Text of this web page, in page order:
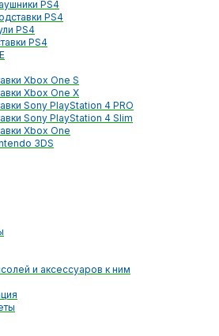
PS4
PS4
PS4
PS4
Xbox One S
Xbox One X
Sony PlayStation 4 PRO
Sony PlayStation 4 Slim
Xbox One
3DS
и аксессуаров к ним